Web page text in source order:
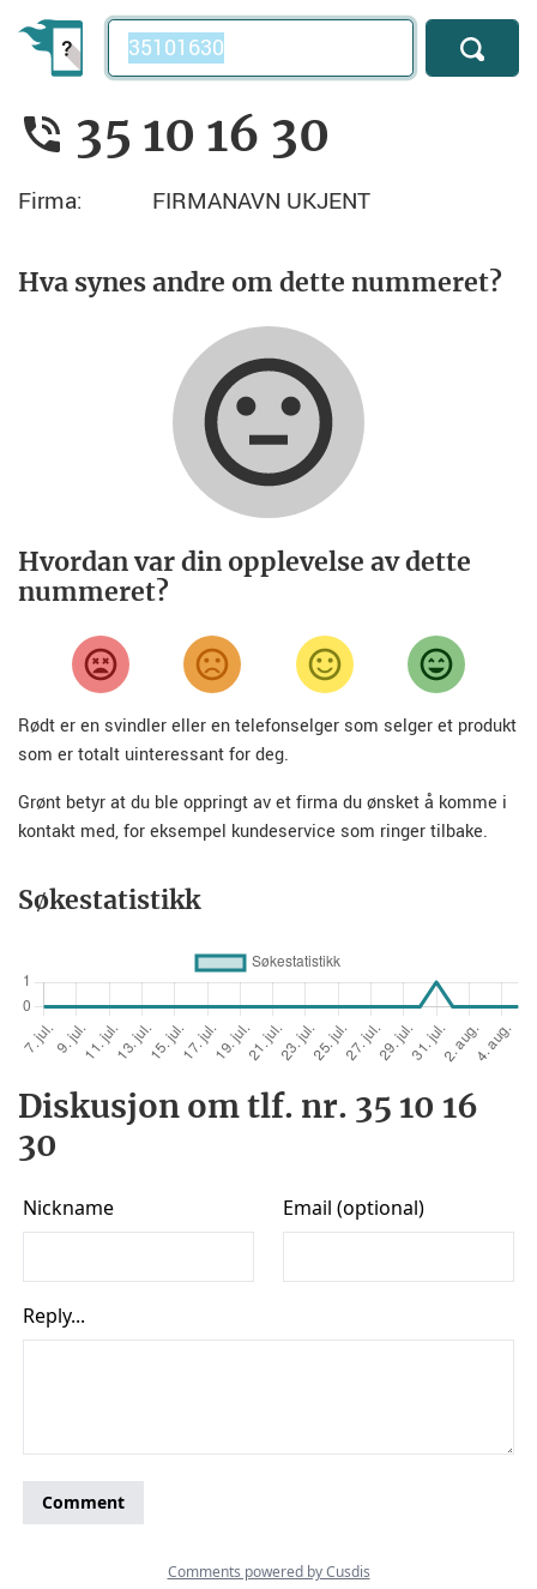
Telefonnummer
35 10 16 30
Firma: FIRMANAVN UKJENT
Hva synes andre om dette nummeret?
Hvordan var din opplevelse av dette
nummeret?
Rødt er en svindler eller en telefonselger som selger et produkt
som er totalt uinteressant for deg.
Grønt betyr at du ble oppringt av et firma du ønsket å komme i
kontakt med, for eksempel kundeservice som ringer tilbake.
Søkestatistikk
Diskusjon om tlf. nr. 35 10 16
30